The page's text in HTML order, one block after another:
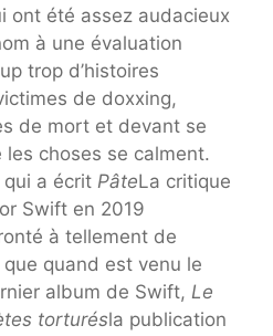
ont été assez audacieux
à une évaluation
trop d’histoires
de doxxing,
de mort et devant se
les choses se calment.
a écrit PâteLa critique
Swift en 2019
à tellement de
quand est venu le
album de Swift, Le
torturésla publication